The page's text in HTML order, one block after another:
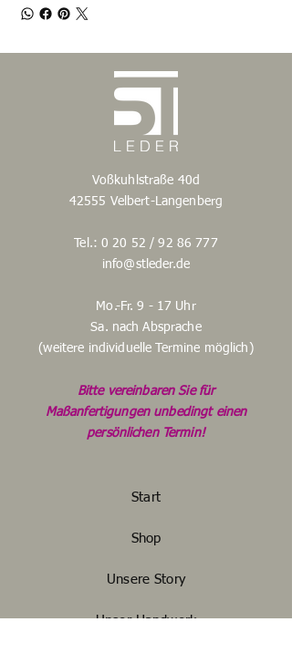
Voßkuhlstraße 40d
42555 Velbert-Langenberg
Tel.: 0 20 52 /92 86 777
info@stleder.de
Mo.-Fr. 9 - 17 Uhr
Sa. nach Absprache
(weitere individuelle Termine möglich)
Bitte vereinbaren Sie für
Maßanfertigungen unbedingt einen
persönlichen Termin!
Start
Shop
Unsere Story
Unser Handwerk